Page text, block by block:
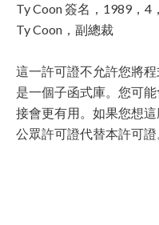
Ty Coon 簽名，1989，4
Ty Coon，副總裁
這一許可證不允許您將
是一個子函式庫。您可
接會更有用。如果您想
公眾許可證代替本許可證